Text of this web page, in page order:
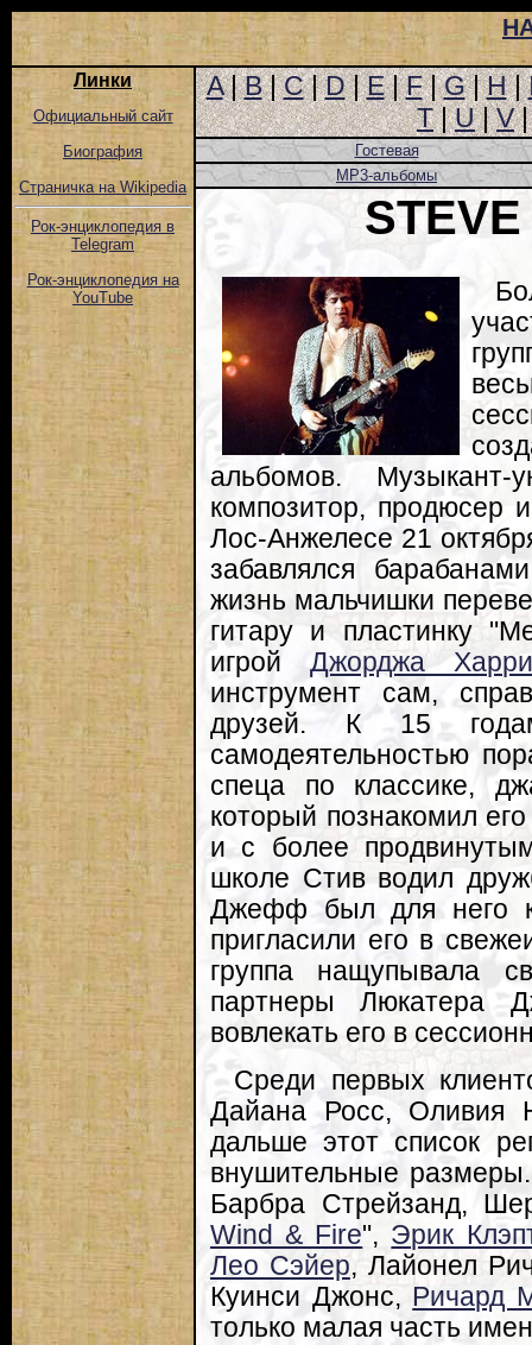
Линки
Официальный сайт
Биография
Страничка на Wikipedia
Рок-энциклопедия в
Telegram
Рок-энциклопедия на
YouTube
A|B|C|D|E|F|G|H|
T|U|V
Гостевая
MP3-альбомы
альбомов. Музыкант-
композитор, продюсер
Лос-Анжелесе 21
забавлялся
жизнь мальчишки
гитару и пластинку
игройДжорджа
инструмент сам,
друзей. К 15
самодеятельностью
спеца по классике,
который познакомил
и с более
школе Стив водил
Джефф был для него
пригласили его в
группа нащупывала
партнеры Люкатера
вовлекать его в
Среди первых
Дайана Росс, Оливия
дальше этот список
внушительные
Барбра Стрейзанд,
Wind & Fire", Эрик
Лео Сэйер, Лайонел
Куинси Джонс, Ричард
только малая часть